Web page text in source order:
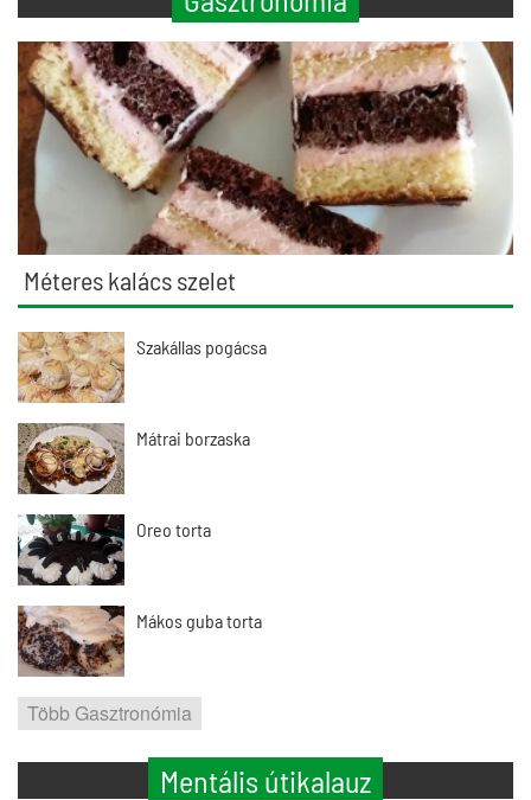
Méteres kalács szelet
Szakállas pogácsa
Mátrai borzaska
Oreo torta
Mákos guba torta
Több Gasztronómia
Mentális útikalauz